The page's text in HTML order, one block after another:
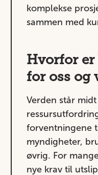
komplekse
sammen med
Hvorfor
for oss og
Verden står
forventningene
myndigheter,
øvrig. For
nye krav til